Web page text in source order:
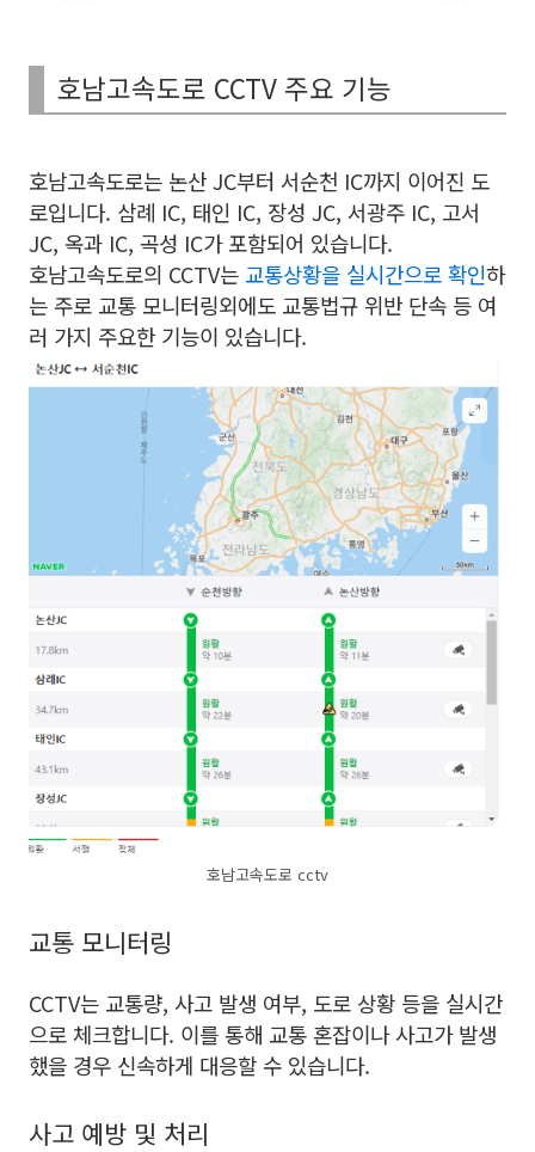
호남고속도로 CCTV 주요 기능
호남고속도로는 논산 JC부터 서순천 IC까지 이어진 도
로입니다. 삼례 IC, 태인 IC, 장성 JC, 서광주 IC, 고서
JC, 옥과 IC, 곡성 IC가 포함되어 있습니다.
호남고속도로의 CCTV는 교통상황을 실시간으로 확인하
는 주로 교통 모니터링외에도 교통법규 위반 단속 등 여
러 가지 주요한 기능이 있습니다.
호남고속도로 cctv
교통 모니터링
CCTV는 교통량, 사고 발생 여부, 도로 상황 등을 실시간
으로 체크합니다. 이를 통해 교통 혼잡이나 사고가 발생
했을 경우 신속하게 대응할 수 있습니다.
사고 예방 및 처리